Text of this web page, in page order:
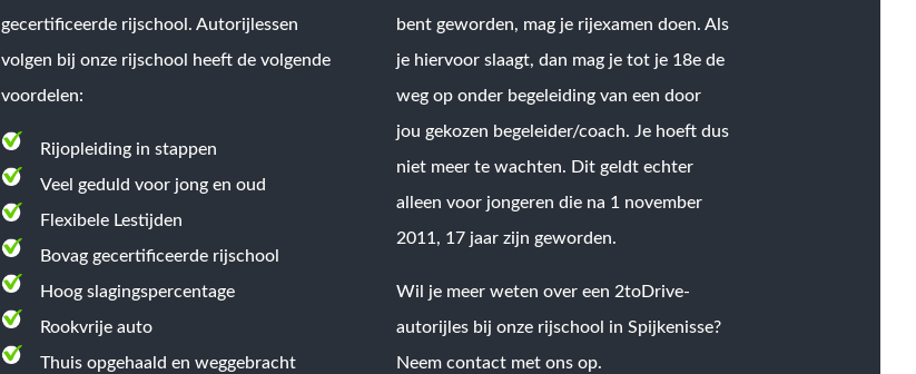
gecertificeerde rijschool . Autorijlessen
volgen bij onze rijschool heeft de volgende
voordelen:
Rijopleiding in stappen
Veel geduld voor jong en oud
Flexibele Lestijden
Bovag gecertificeerde rijschool
Hoog slagingspercentage
Rookvrije auto
Thuis opgehaald en weggebracht
bent geworden, mag je rijexamen doen. Als
je hiervoor slaagt, dan mag je tot je 18e de
weg op onder begeleiding van een door
jou gekozen begeleider/coach. Je hoeft dus
niet meer te wachten. Dit geldt echter
alleen voor jongeren die na 1 november
2011, 17 jaar zijn geworden.
Wil je meer weten over een 2toDrive-
autorijles bij onze rijschool in Spijkenisse?
Neem contact met ons op.